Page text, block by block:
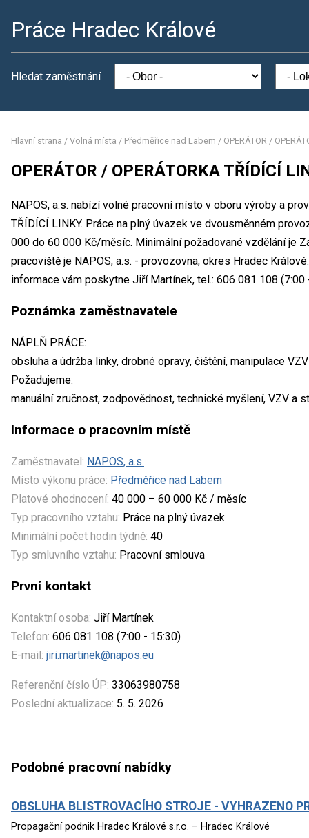
Práce Hradec Králové
Hledat zaměstnání
Hlavní strana / Volná místa / Předměřice nad Labem / OPERÁTOR /
OPERÁTOR / OPERÁTORKA TŘÍDÍCÍ
NAPOS, a.s. nabízí volné pracovní místo v oboru výroby a
TŘÍDÍCÍ LINKY. Práce na plný úvazek ve dvousměnném
000 do 60 000 Kč/měsíc. Minimální požadované vzdělání je
pracoviště je NAPOS, a.s. - provozovna, okres Hradec
informace vám poskytne Jiří Martínek, tel.: 606 081 108 (7:00
Poznámka zaměstnavatele
NÁPLŇ PRÁCE:
obsluha a údržba linky, drobné opravy, čištění, manipulace
Požadujeme:
manuální zručnost, zodpovědnost, technické myšlení, VZV a
Informace o pracovním místě
Zaměstnavatel: NAPOS, a.s.
Místo výkonu práce: Předměřice nad Labem
Platové ohodnocení: 40 000 – 60 000 Kč / měsíc
Typ pracovního vztahu: Práce na plný úvazek
Minimální počet hodin týdně: 40
Typ smluvního vztahu: Pracovní smlouva
První kontakt
Kontaktní osoba: Jiří Martínek
Telefon: 606 081 108 (7:00 - 15:30)
E-mail: jiri.martinek@napos.eu
Referenční číslo ÚP: 33063980758
Poslední aktualizace: 5. 5. 2026
Podobné pracovní nabídky
OBSLUHA BLISTROVACÍHO STROJE - VYHRAZENO
Propagační podnik Hradec Králové s.r.o. – Hradec Králové